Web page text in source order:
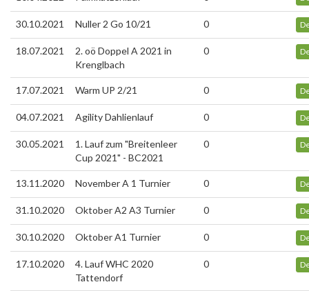
30.10.2021 Nuller 2 Go 10/21 0
18.07.2021
2. oö Doppel A 2021 in
Krenglbach
0
17.07.2021 Warm UP 2/21 0
04.07.2021 Agility Dahlienlauf 0
30.05.2021
1. Lauf zum "Breitenleer
Cup 2021" - BC2021
0
13.11.2020 November A 1 Turnier 0
31.10.2020 Oktober A2 A3 Turnier 0
30.10.2020 Oktober A1 Turnier 0
17.10.2020
4. Lauf WHC 2020
Tattendorf
0